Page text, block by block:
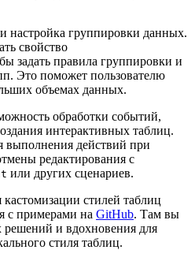
настройка группировки данных.
свойство
задать правила группировки и
Это поможет пользователю
объемах данных.
обработки событий,
интерактивных таблиц.
выполнения действий при
редактирования с
или других сценариев.
стилей таблиц
с примерами на GitHub. Там вы
решений и вдохновения для
стиля таблиц.